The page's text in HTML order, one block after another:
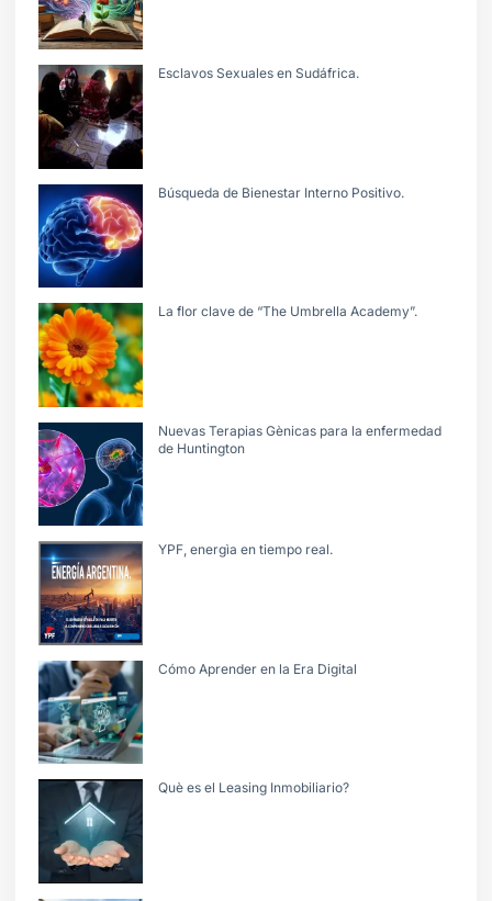
Esclavos Sexuales en Sudáfrica.
Búsqueda de Bienestar Interno Positivo.
La flor clave de “The Umbrella Academy”.
Nuevas Terapias Gènicas para la enfermedad
de Huntington
YPF, energìa en tiempo real.
Cómo Aprender en la Era Digital
Què es el Leasing Inmobiliario?